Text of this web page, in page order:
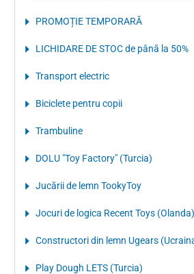
PROMOȚIE TEMPORARĂ
LICHIDARE DE STOC de până la 50%
Transport electriс
Biciclete pentru copii
Trambuline
DOLU "Toy Factory" (Turcia)
Jucării de lemn TookyToy
Jocuri de logica Recent Toys (Olanda)
Constructori din lemn Ugears
Play Dough LETS (Turcia)